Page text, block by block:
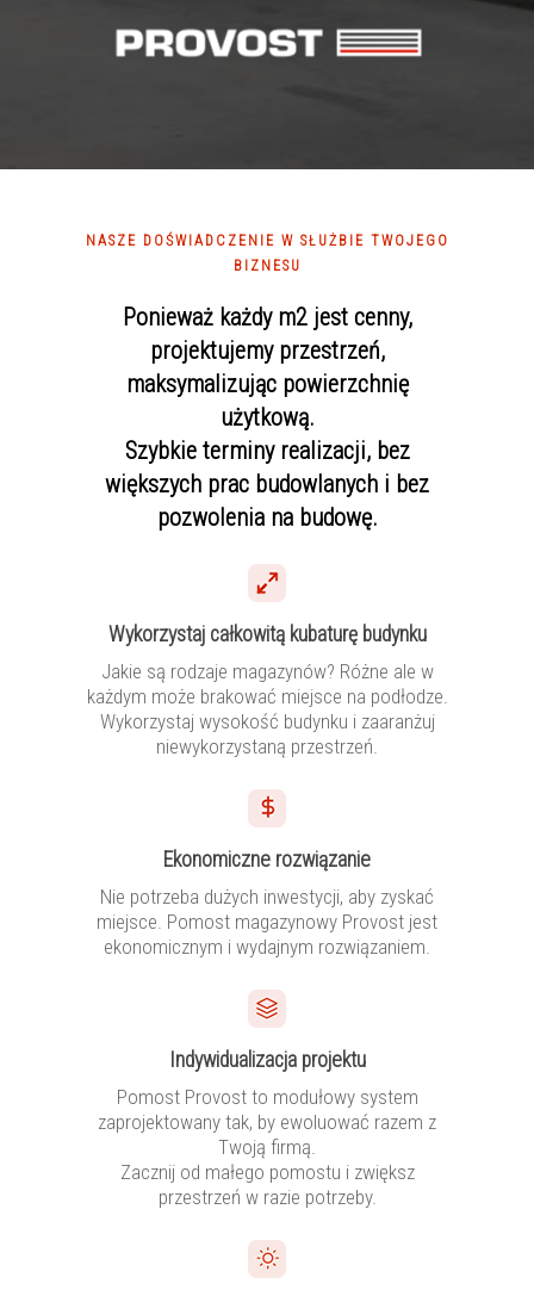
NASZE DOŚWIADCZENIE W SŁUŻBIE TWOJEGO
BIZNESU
Ponieważ każdy m2 jest cenny,
projektujemy przestrzeń,
maksymalizując powierzchnię
użytkową.
Szybkie terminy realizacji, bez
większych prac budowlanych i bez
pozwolenia na budowę.
Wykorzystaj całkowitą kubaturę budynku
Jakie są rodzaje magazynów? Różne ale w
każdym może brakować miejsce na podłodze.
Wykorzystaj wysokość budynku i zaaranżuj
niewykorzystaną przestrzeń.
Ekonomiczne rozwiązanie
Nie potrzeba dużych inwestycji, aby zyskać
miejsce. Pomost magazynowy Provost jest
ekonomicznym i wydajnym rozwiązaniem.
Indywidualizacja projektu
Pomost Provost to modułowy system
zaprojektowany tak, by ewoluować razem z
Twoją firmą.
Zacznij od małego pomostu i zwiększ
przestrzeń w razie potrzeby.